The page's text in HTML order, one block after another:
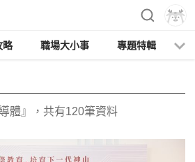
略 職場大小事 專題特輯
體』，共有120筆資料